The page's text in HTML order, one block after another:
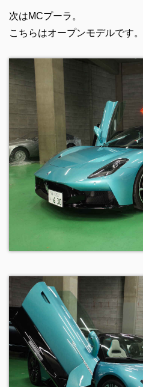
次はMCプーラ。
こちらはオープンモデルです。